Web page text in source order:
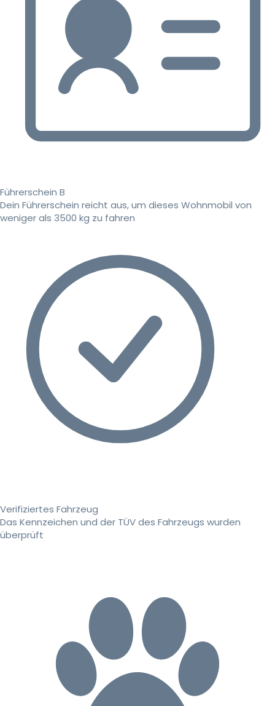
Führerschein B
Dein Führerschein reicht aus, um dieses Wohnmobil von
weniger als 3500 kg zu fahren
Verifiziertes Fahrzeug
Das Kennzeichen und der TÜV des Fahrzeugs wurden
überprüft